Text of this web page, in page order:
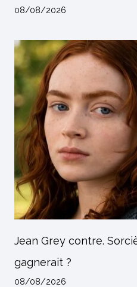
08/08/2026
Jean Grey contre.
gagnerait ?
08/08/2026